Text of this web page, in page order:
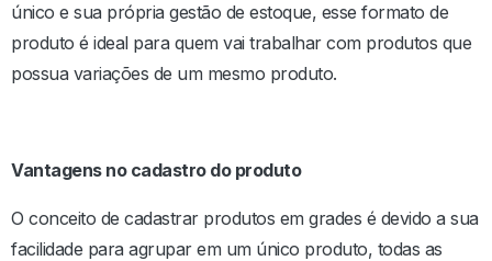
único e sua própria gestão de estoque, esse formato de
produto é ideal para quem vai trabalhar com produtos que
possua variações de um mesmo produto.
Vantagens no cadastro do produto
O conceito de cadastrar produtos em grades é devido a sua
facilidade para agrupar em um único produto, todas as